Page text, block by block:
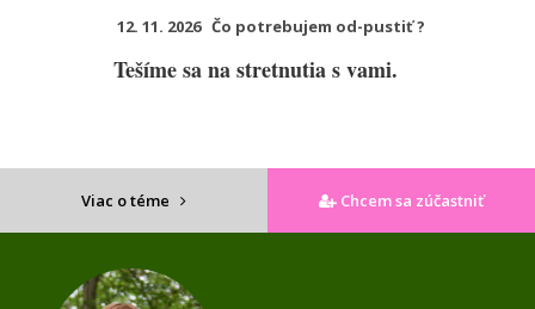
12. 11. 2026 Čo potrebujem od-pustiť ?
Tešíme sa na stretnutia s vami.
Chcem sa zúčastniť
Viac o téme